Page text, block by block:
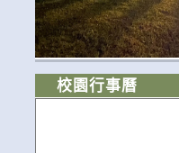
校園行事曆